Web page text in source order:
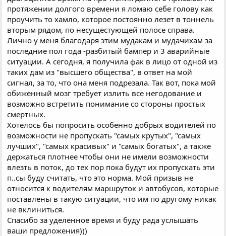
протяжении долгого времени я ломаю себе голову как
проучить то хамло, которое постоянно лезет в тоннель
вторым рядом, по несущестующей полосе справа.
Лично у меня благодаря этим мудакам и мудачихам за
последние пол года -разбитый бампер и 3 аварийные
ситуации. А сегодня, я получила фак в лицо от одной из
таких дам из "высшего общества", в ответ на мой
сигнал, за то, что она меня подрезала. Так вот, пока мой
обиженный мозг требует излить все негодование и
возможно встретить понимание со стороны простых
смертных.
Хотелось бы попросить особенно добрых водителей по
возможности не пропускать "самых крутых", "самых
лучших", "самых красивых" и "самых богатых", а также
держаться плотнее чтобы они не имели возможности
влезть в поток, до тех пор пока будут их пропускать эти
п..сы буду считать, что это норма. Мой призыв не
относится к водителям маршруток и автобусов, которые
поставлены в такую ситуации, что им по другому никак
не вклиниться.
Спасибо за уделенное время и буду рада услышать
ваши предложения)))